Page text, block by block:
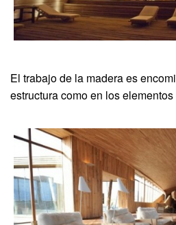
El trabajo de la madera es
estructura como en los